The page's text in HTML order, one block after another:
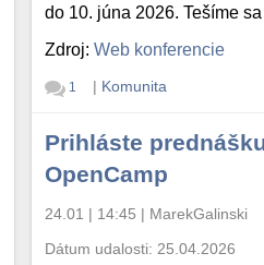
do 10. júna 2026. Tešíme
Zdroj:Web konferencie
1 | Komunita
Prihláste
OpenCamp
24.01 | 14:45 | MarekGalinski
Dátum udalosti: 25.04.2026